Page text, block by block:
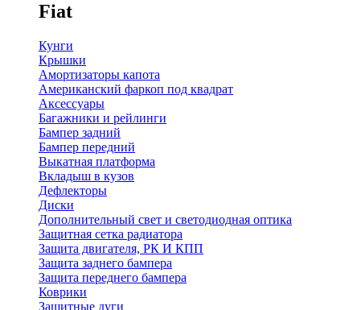
Fiat
Кунги
Крышки
Амортизаторы капота
Американский фаркоп под квадрат
Аксессуары
Багажники и рейлинги
Бампер задний
Бампер передний
Выкатная платформа
Вкладыш в кузов
Дефлекторы
Диски
Дополнительный свет и светодиодная оптика
Защитная сетка радиатора
Защита двигателя, РК И КПП
Защита заднего бампера
Защита переднего бампера
Коврики
Защитные дуги